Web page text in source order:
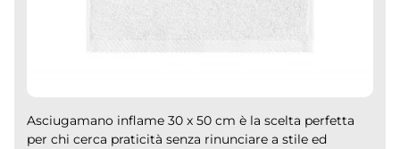
Asciugamano inflame 30 x 50 cm è la scelta perfetta
per chi cerca praticità senza rinunciare a stile ed